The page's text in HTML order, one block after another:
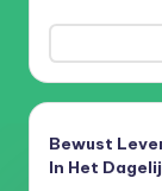
Bewust
In Het